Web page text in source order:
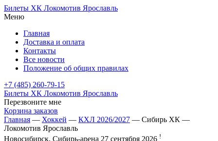
Билеты ХК Локомотив Ярославль
Меню
Главная
Доставка и оплата
Контакты
Все новости
Положение об общих правилах
+7 (485) 260-79-15
Билеты ХК Локомотив Ярославль
Перезвоните мне
Корзина заказов
Главная — Хоккей — КХЛ 2026/2027 — Сибирь ХК —
Локомотив Ярославль
Новосибирск, Сибирь-арена 27 сентября 2026 !